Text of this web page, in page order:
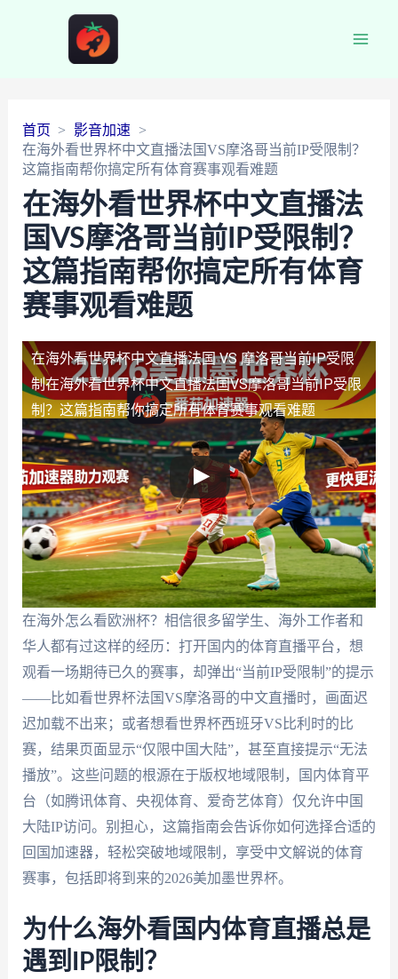
首页
影音加速
在海外看世界杯中文直播法国VS摩洛哥当前IP受限制？
这篇指南帮你搞定所有体育赛事观看难题
在海外看世界杯中文直播法
国VS摩洛哥当前IP受限制？
这篇指南帮你搞定所有体育
赛事观看难题
在海外看世界杯中文直播法国 VS 摩洛哥当前IP受限
制在海外看世界杯中文直播法国VS摩洛哥当前IP受限
制？这篇指南帮你搞定所有体育赛事观看难题
在海外怎么看欧洲杯？相信很多留学生、海外工作者和
华人都有过这样的经历：打开国内的体育直播平台，想
观看一场期待已久的赛事，却弹出“当前IP受限制”的提示
——比如看世界杯法国VS摩洛哥的中文直播时，画面迟
迟加载不出来；或者想看世界杯西班牙VS比利时的比
赛，结果页面显示“仅限中国大陆”，甚至直接提示“无法
播放”。这些问题的根源在于版权地域限制，国内体育平
台（如腾讯体育、央视体育、爱奇艺体育）仅允许中国
大陆IP访问。别担心，这篇指南会告诉你如何选择合适的
回国加速器，轻松突破地域限制，享受中文解说的体育
赛事，包括即将到来的2026美加墨世界杯。
为什么海外看国内体育直播总是
遇到IP限制？